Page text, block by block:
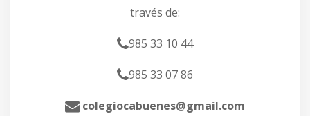
través de:
985 33 10 44
985 33 07 86
colegiocabuenes@gmail.com